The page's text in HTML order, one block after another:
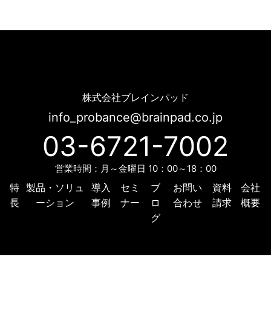
株式会社ブレインパッド
info_probance@brainpad.co.jp
03-6721-7002
営業時間：月～金曜日 10：00～18：00
特
長
製品・ソリュ
ーション
導入
事例
セミ
ナー
ブ
ロ
グ
お問い
合わせ
資料
請求
会社
概要